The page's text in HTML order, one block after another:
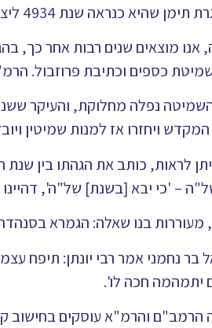
שהיא כנראה שנת 4934 ליצירה
מוצאים שנים רבות אחר כך,
שמיטת כספים וכתיבת פרוזבול.
נפלה מחלוקת, והעיקר
המקדש ויחזרו אז למנות שמיטין
לראות, כותב את הגהתו בין
– 'כי יבא [בשנת] שִלֹ"ה', דהיינו בעוד
מעוררות בנו שאלה: הגמרא
בר נחמני אמר רבי יונתן: תיפח
יתמהמה חכה לו'.
הרמב"ם והרמ"א עוסקים בחישוב